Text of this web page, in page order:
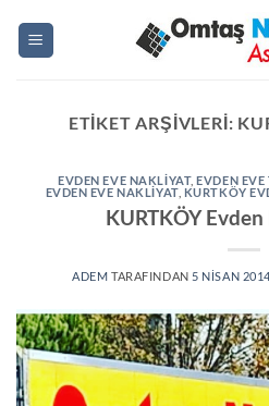
ETIKET ARŞIVLERI:
EVDEN EVE NAKLIYAT,EVDEN
EVDEN EVE NAKLIYAT, KURTKÖY
KURTKÖY
ADEM TARAFINDAN 5 NISAN